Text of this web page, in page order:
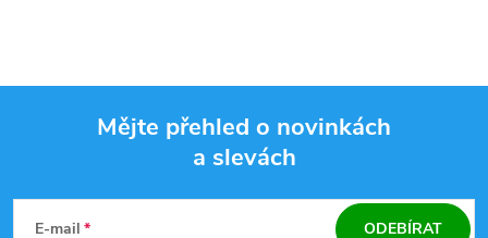
Mějte přehled o novinkách
a slevách
E-mail ODEBÍRAT